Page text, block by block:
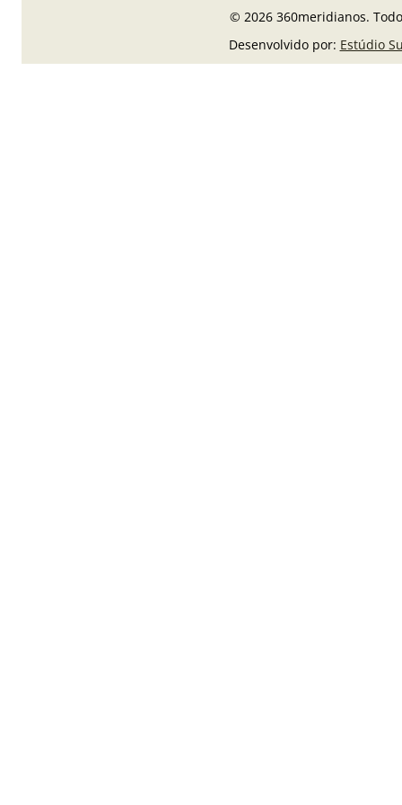
© 2026 360meridianos.
Desenvolvido por: Estúdio